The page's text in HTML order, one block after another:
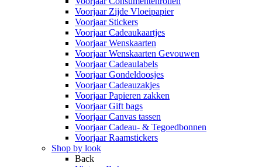
Voorjaar Zijde Vloeipapier
Voorjaar Stickers
Voorjaar Cadeaukaartjes
Voorjaar Wenskaarten
Voorjaar Wenskaarten Gevouwen
Voorjaar Cadeaulabels
Voorjaar Gondeldoosjes
Voorjaar Cadeauzakjes
Voorjaar Papieren zakken
Voorjaar Gift bags
Voorjaar Canvas tassen
Voorjaar Cadeau- & Tegoedbonnen
Voorjaar Raamstickers
Shop by look
Back